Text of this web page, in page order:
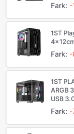
Fark: -
1ST
Fark: -
1ST
ARGB
USB
Fark: -